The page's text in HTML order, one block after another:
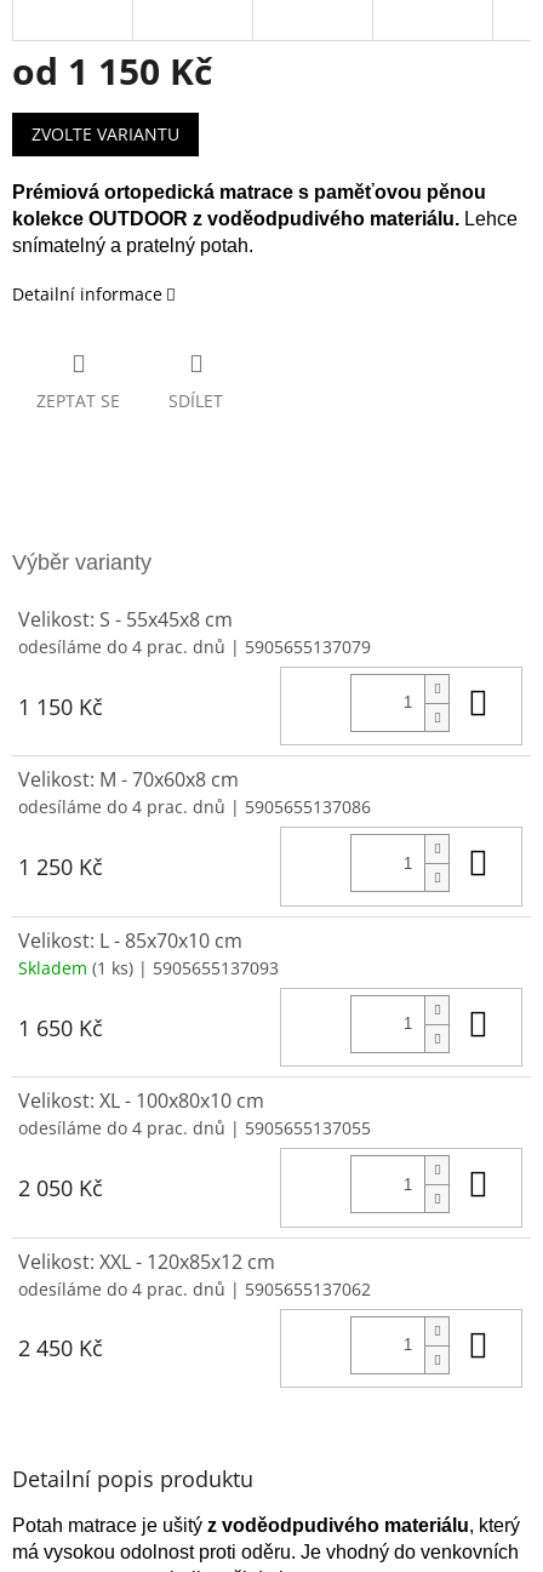
od 1 150 Kč
Měrná
cena:
ZVOLTE VARIANTU
Prémiová ortopedická matrace s paměťovou pěnou
kolekce OUTDOOR z voděodpudivého materiálu. Lehce
snímatelný a pratelný potah.
Detailní informace
ZEPTAT SE SDÍLET
Velikost: S - 55x45x8 cm
odesíláme do 4 prac. dnů | 5905655137079
1 150 Kč
Velikost: M - 70x60x8 cm
odesíláme do 4 prac. dnů | 5905655137086
1 250 Kč
Velikost: L - 85x70x10 cm
Skladem (1 ks) | 5905655137093
1 650 Kč
Velikost: XL - 100x80x10 cm
odesíláme do 4 prac. dnů | 5905655137055
2 050 Kč
Velikost: XXL - 120x85x12 cm
odesíláme do 4 prac. dnů | 5905655137062
2 450 Kč
Detailní popis produktu
Potah matrace je ušitý z voděodpudivého materiálu, který
má vysokou odolnost proti oděru. Je vhodný do venkovních